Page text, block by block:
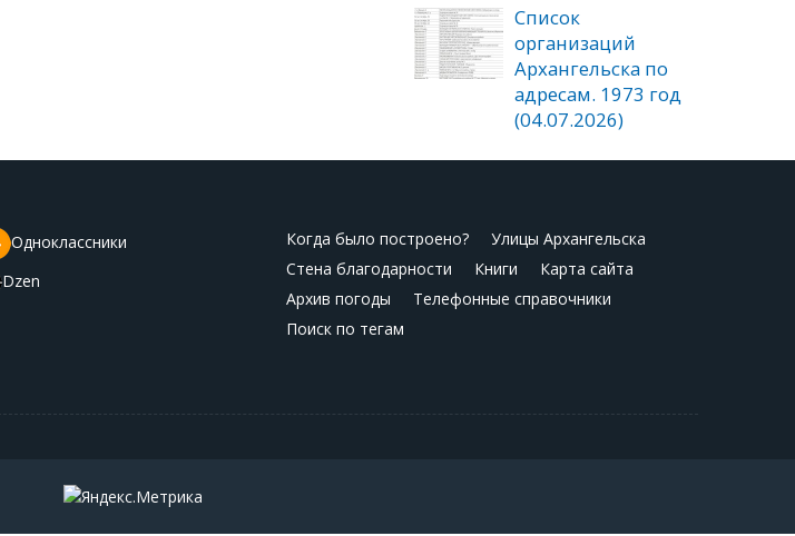
Список
организаций
Архангельска по
адресам. 1973 год
(04.07.2026)
Одноклассники
Dzen
Когда было построено?
Улицы Архангельска
Стена благодарности
Книги
Карта сайта
Архив погоды
Телефонные справочники
Поиск по тегам